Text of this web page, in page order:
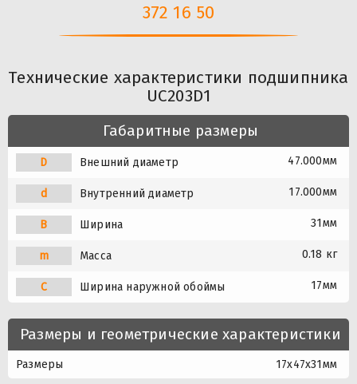
372 16 50
Технические характеристики подшипника
UC203D1
Габаритные размеры
D Внешний диаметр 47.000мм
d Внутренний диаметр 17.000мм
B Ширина 31мм
m Масса 0.18 кг
C Ширина наружной обоймы 17мм
Размеры и геометрические характеристики
Размеры 17x47x31мм